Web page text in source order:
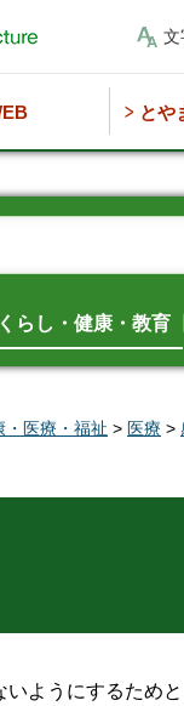
文
とや
くらし・健康・教育
・医療・福祉 > 医療 >
ようにするため